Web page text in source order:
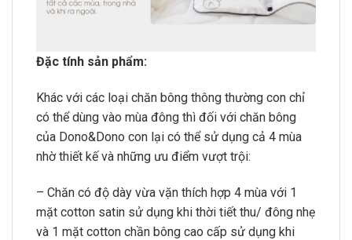
Đặc tính sản phẩm:
Khác với các loại chăn bông thông thường con chỉ
có thể dùng vào mùa đông thì đối với chăn bông
của Dono&Dono con lại có thể sử dụng cả 4 mùa
nhờ thiết kế và những ưu điểm vượt trội:
– Chăn có độ dày vừa vặn thích hợp 4 mùa với 1
mặt cotton satin sử dụng khi thời tiết thu/ đông nhẹ
và 1 mặt cotton chần bông cao cấp sử dụng khi